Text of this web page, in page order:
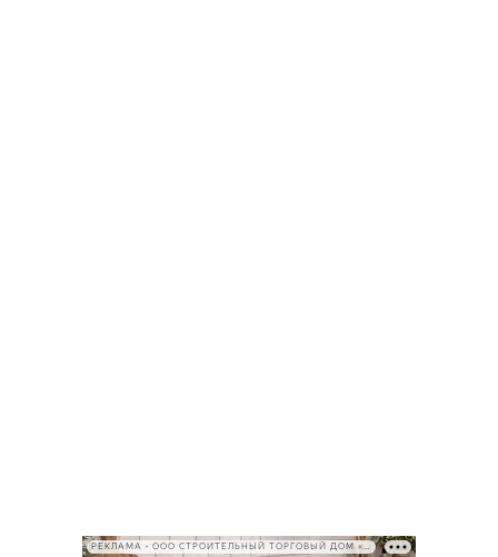
РЕКЛАМА • ООО СТРОИТЕЛЬНЫЙ ТОРГОВЫЙ ДОМ «ПЕТРОВИЧ», ИНН 7802348846